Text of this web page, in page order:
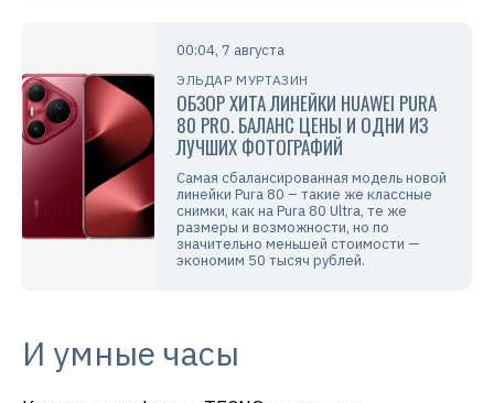
00:04, 7 августа
ЭЛЬДАР МУРТАЗИН
ОБЗОР ХИТА ЛИНЕЙКИ HUAWEI PURA
80 PRO. БАЛАНС ЦЕНЫ И ОДНИ ИЗ
ЛУЧШИХ ФОТОГРАФИЙ
Самая сбалансированная модель новой
линейки Pura 80 – такие же классные
снимки, как на Pura 80 Ultra, те же
размеры и возможности, но по
значительно меньшей стоимости —
экономим 50 тысяч рублей.
И умные часы